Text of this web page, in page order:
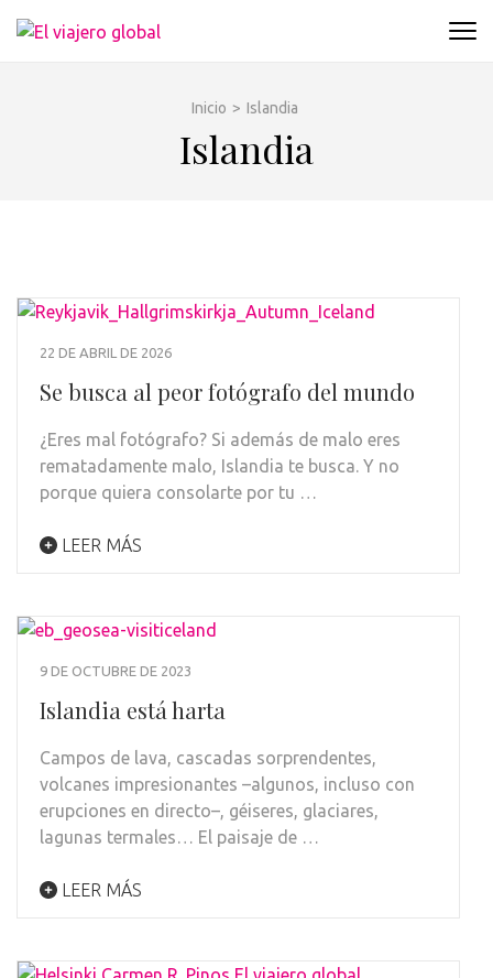
Un espacio donde descubrir la cara B de los
desde su música hasta su arquitectura o sus
Inicio > Islandia
Islandia
22 DE ABRIL DE 2026
Se busca al peor fotógrafo del mundo
¿Eres mal fotógrafo? Si además de malo eres
rematadamente malo, Islandia te busca. Y no
porque quiera consolarte por tu …
LEER MÁS
9 DE OCTUBRE DE 2023
Islandia está harta
Campos de lava, cascadas sorprendentes,
volcanes impresionantes –algunos, incluso con
erupciones en directo–, géiseres, glaciares,
lagunas termales… El paisaje de …
LEER MÁS